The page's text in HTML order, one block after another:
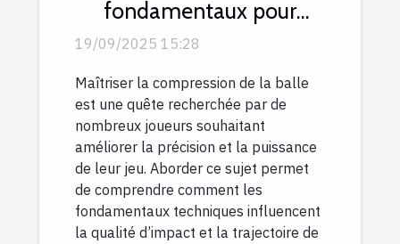
fondamentaux pour
compresser la balle avec
19/09/2025 15:28
Maîtriser la compression de la balle
est une quête recherchée par de
nombreux joueurs souhaitant
améliorer la précision et la puissance
de leur jeu. Aborder ce sujet permet
de comprendre comment les
fondamentaux techniques influencent
la qualité d’impact et la trajectoire de